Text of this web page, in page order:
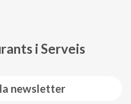
newsletter
i Serveis